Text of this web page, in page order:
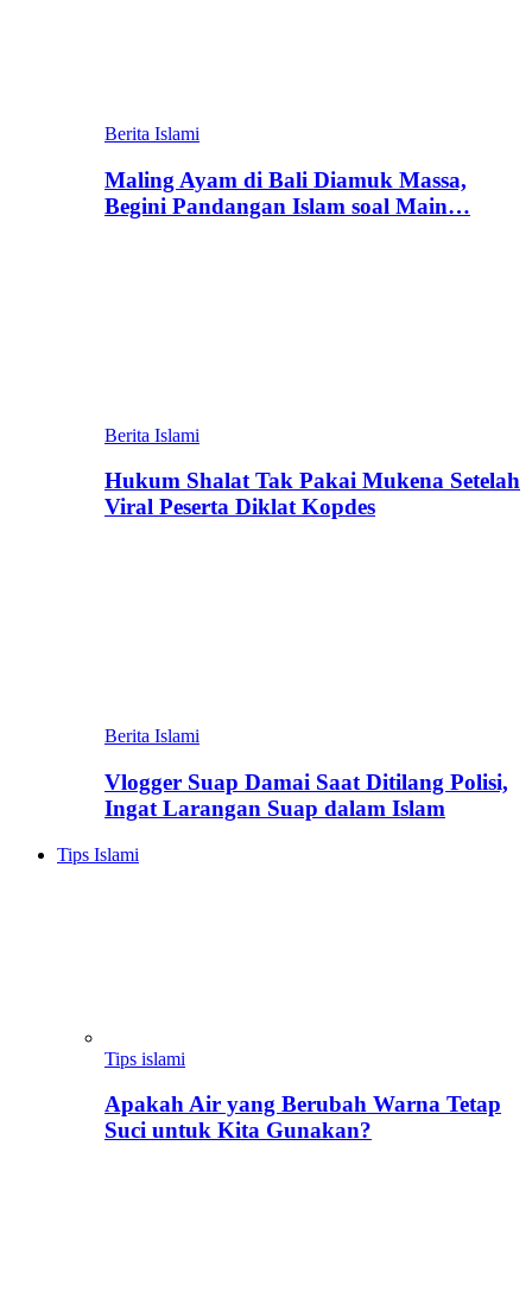
Berita Islami
Maling Ayam di Bali Diamuk Massa,
Begini Pandangan Islam soal Main…
Berita Islami
Hukum Shalat Tak Pakai Mukena Setelah
Viral Peserta Diklat Kopdes
Berita Islami
Vlogger Suap Damai Saat Ditilang Polisi,
Ingat Larangan Suap dalam Islam
Tips Islami
Tips islami
Apakah Air yang Berubah Warna Tetap
Suci untuk Kita Gunakan?